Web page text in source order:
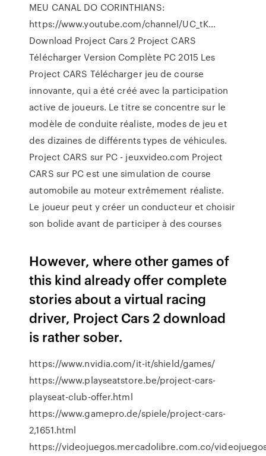
MEU CANAL DO CORINTHIANS:
https://www.youtube.com/channel/UC_tK...
Download Project Cars 2 Project CARS
Télécharger Version Complète PC 2015 Les
Project CARS Télécharger jeu de course
innovante, qui a été créé avec la participation
active de joueurs. Le titre se concentre sur le
modèle de conduite réaliste, modes de jeu et
des dizaines de différents types de véhicules.
Project CARS sur PC - jeuxvideo.com Project
CARS sur PC est une simulation de course
automobile au moteur extrêmement réaliste.
Le joueur peut y créer un conducteur et choisir
son bolide avant de participer à des courses
However, where other games of
this kind already offer complete
stories about a virtual racing
driver, Project Cars 2 download
is rather sober.
https://www.nvidia.com/it-it/shield/games/
https://www.playseatstore.be/project-cars-
playseat-club-offer.html
https://www.gamepro.de/spiele/project-cars-
2,1651.html
https://videojuegos.mercadolibre.com.co/